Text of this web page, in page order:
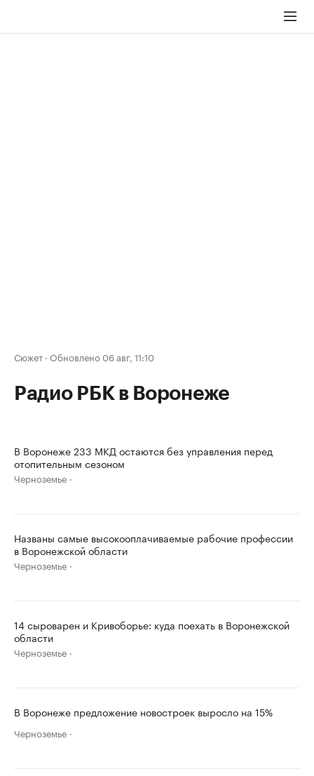
Сюжет · Обновлено 06 авг, 11:10
Радио РБК в Воронеже
В Воронеже 233 МКД остаются без управления перед
отопительным сезоном
Черноземье
Названы самые высокооплачиваемые рабочие профессии
в Воронежской области
Черноземье
14 сыроварен и Кривоборье: куда поехать в Воронежской
области
Черноземье
В Воронеже предложение новостроек выросло на 15%
Черноземье